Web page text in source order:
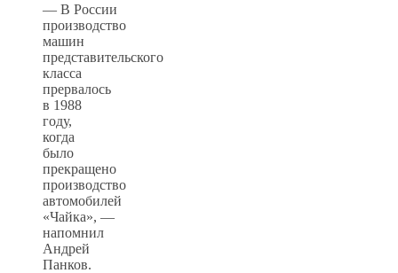
— В России
производство
машин
представительского
класса
прервалось
в 1988
году,
когда
было
прекращено
производство
автомобилей
«Чайка», —
напомнил
Андрей
Панков.